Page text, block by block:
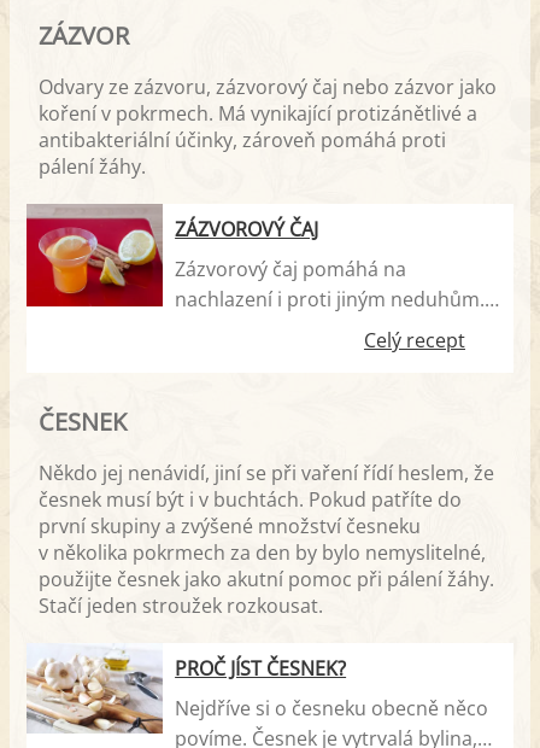
ZÁZVOR
Odvary ze zázvoru, zázvorový čaj nebo zázvor jako
koření v pokrmech. Má vynikající protizánětlivé a
antibakteriální účinky, zároveň pomáhá proti
pálení žáhy.
ZÁZVOROVÝ ČAJ
Zázvorový čaj pomáhá na
nachlazení i proti jiným neduhům.
Když překonáte mírně štiplavou
chuť, dostáváte téměř všelék plný
Celý recept
ČESNEK
Někdo jej nenávidí, jiní se při vaření řídí heslem, že
česnek musí být i v buchtách. Pokud patříte do
první skupiny a zvýšené množství česneku
v několika pokrmech za den by bylo nemyslitelné,
použijte česnek jako akutní pomoc při pálení žáhy.
Stačí jeden stroužek rozkousat.
PROČ JÍST ČESNEK?
Nejdříve si o česneku obecně něco
povíme. Česnek je vytrvalá bylina,